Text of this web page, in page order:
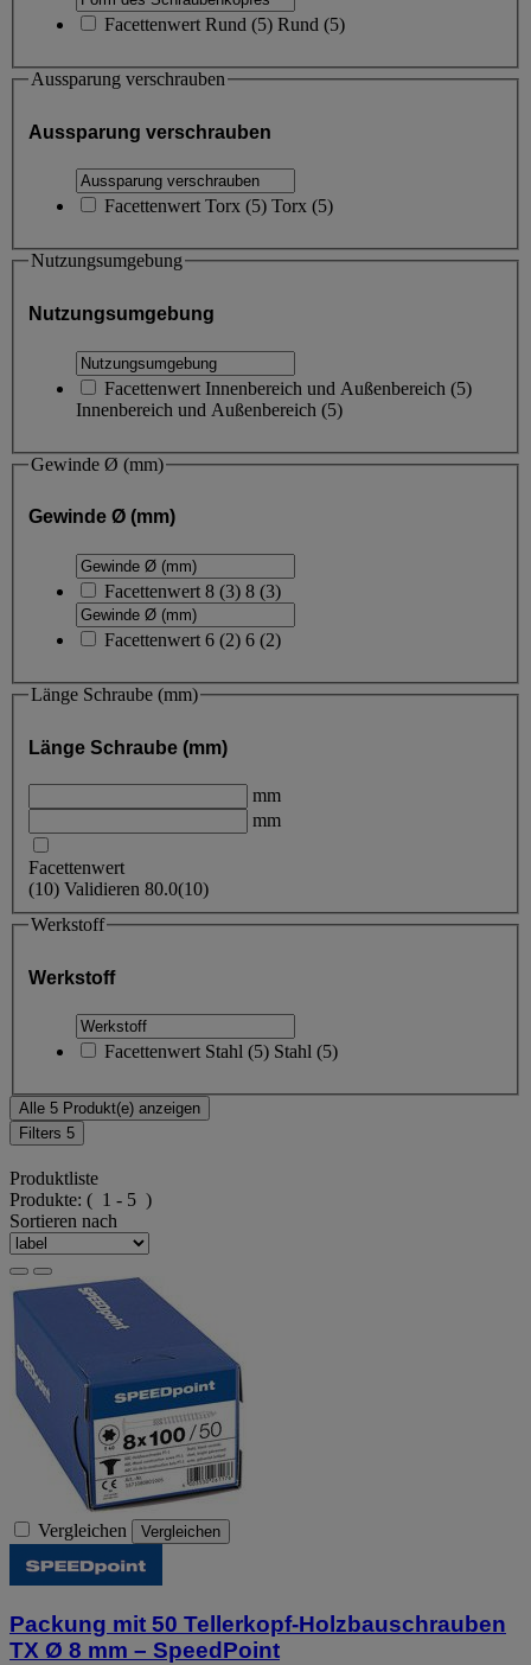
Facettenwert Rund (5) Rund (5)
Aussparung verschrauben
Aussparung verschrauben
Facettenwert Torx (5) Torx (5)
Nutzungsumgebung
Nutzungsumgebung
Facettenwert Innenbereich und Außenbereich (5)
Innenbereich und Außenbereich (5)
Gewinde Ø (mm)
Gewinde Ø (mm)
Facettenwert 8 (3) 8 (3)
Facettenwert 6 (2) 6 (2)
Länge Schraube (mm)
Länge Schraube (mm)
mm
mm
Facettenwert
(10) Validieren 80.0(10)
Werkstoff
Werkstoff
Facettenwert Stahl (5) Stahl (5)
Alle 5 Produkt(e) anzeigen
Filters 5
Produktliste
Produkte: ( 1 - 5 )
Sortieren nach
Vergleichen Vergleichen
Packung mit 50 Tellerkopf-Holzbauschrauben
TX Ø 8 mm – SpeedPoint